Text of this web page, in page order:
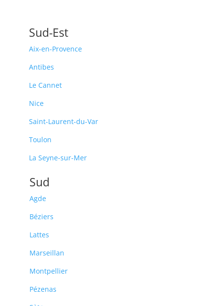
Sud-Est
Aix-en-Provence
Antibes
Le Cannet
Nice
Saint-Laurent-du-Var
Toulon
La Seyne-sur-Mer
Sud
Agde
Béziers
Lattes
Marseillan
Montpellier
Pézenas